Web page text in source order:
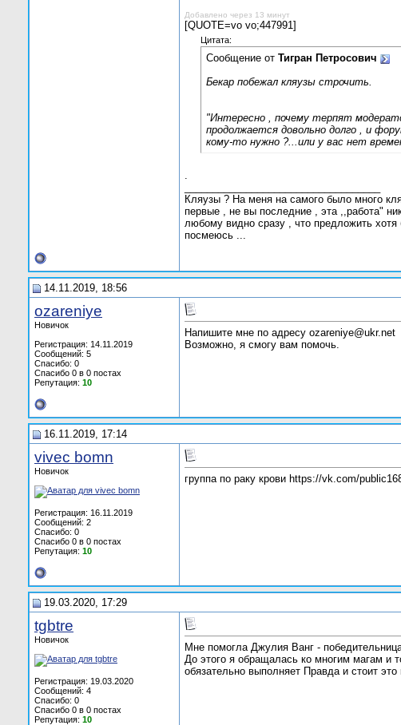
Добавлено через 13 минут
[QUOTE=vo vo;447991]
Цитата:
Сообщение от Тигран Петросович
Бекар побежал кляузы строчить.
"Интересно , почему терпят
продолжается довольно долго , и
кому-то нужно ?...или у вас нет
.
Кляузы ? На меня на самого было много
первые , не вы последние , эта ,,работа"
любому видно сразу , что предложить
посмеюсь ...
14.11.2019, 18:56
ozareniye
Новичок
Регистрация: 14.11.2019
Сообщений: 5
Спасибо: 0
Спасибо 0 в 0 постах
Репутация: 10
Напишите мне по адресу ozareniye@ukr.net
Возможно, я смогу вам помочь.
16.11.2019, 17:14
vivec bomn
Новичок
Регистрация: 16.11.2019
Сообщений: 2
Спасибо: 0
Спасибо 0 в 0 постах
Репутация: 10
группа по раку крови https://vk.com/
19.03.2020, 17:29
tgbtre
Новичок
Регистрация: 19.03.2020
Сообщений: 4
Спасибо: 0
Спасибо 0 в 0 постах
Репутация: 10
Мне помогла Джулия Ванг -
До этого я обращалась ко многим магам и
обязательно выполняет Правда и стоит